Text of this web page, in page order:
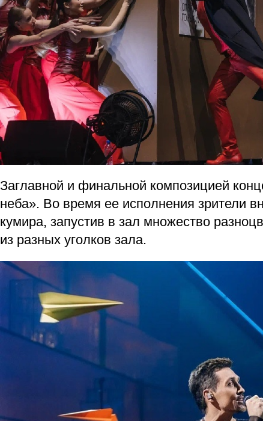
Заглавной и финальной композицией
неба». Во время ее исполнения зрители
кумира, запустив в зал множество
из разных уголков зала.